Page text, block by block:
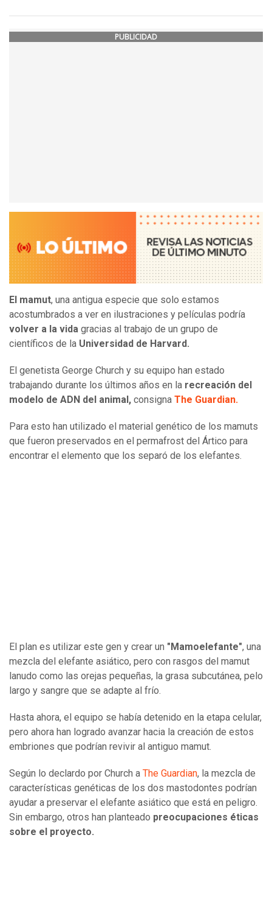
PUBLICIDAD
El mamut, una antigua especie que solo estamos
acostumbrados a ver en ilustraciones y películas podría
volver a la vida gracias al trabajo de un grupo de
científicos de la Universidad de Harvard.
El genetista George Church y su equipo han estado
trabajando durante los últimos años en la recreación del
modelo de ADN del animal, consigna The Guardian.
Para esto han utilizado el material genético de los mamuts
que fueron preservados en el permafrost del Ártico para
encontrar el elemento que los separó de los elefantes.
El plan es utilizar este gen y crear un "Mamoelefante", una
mezcla del elefante asiático, pero con rasgos del mamut
lanudo como las orejas pequeñas, la grasa subcutánea, pelo
largo y sangre que se adapte al frío.
Hasta ahora, el equipo se había detenido en la etapa celular,
pero ahora han logrado avanzar hacia la creación de estos
embriones que podrían revivir al antiguo mamut.
Según lo declardo por Church a The Guardian, la mezcla de
características genéticas de los dos mastodontes podrían
ayudar a preservar el elefante asiático que está en peligro.
Sin embargo, otros han planteado preocupaciones éticas
sobre el proyecto.